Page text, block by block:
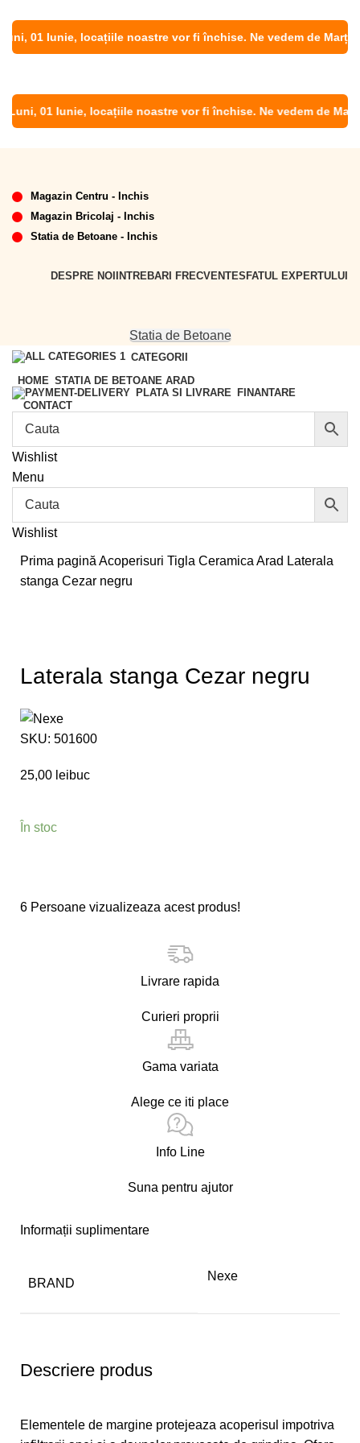
01 Iunie, locațiile noastre vor fi închise. Ne vedem de Marți,
01 Iunie, locațiile noastre vor fi închise. Ne vedem de Marți,
Magazin Centru - Inchis
Magazin Bricolaj - Inchis
Statia de Betoane - Inchis
DESPRE NOI INTREBARI FRECVENTESFATUL EXPERTULUI
Statia de Betoane
CATEGORII
HOME STATIA DE BETOANE ARAD
PLATA SI LIVRARE FINANTARE
CONTACT
Wishlist
Menu
Wishlist
Prima pagină Acoperisuri Tigla Ceramica Arad Laterala
stanga Cezar negru
Laterala stanga Cezar negru
SKU: 501600
25,00 leibuc
În stoc
6 Persoane vizualizeaza acest produs!
Livrare rapida
Curieri proprii
Gama variata
Alege ce iti place
Info Line
Suna pentru ajutor
Informații suplimentare
BRAND
Nexe
Descriere produs
Elementele de margine protejeaza acoperisul impotriva